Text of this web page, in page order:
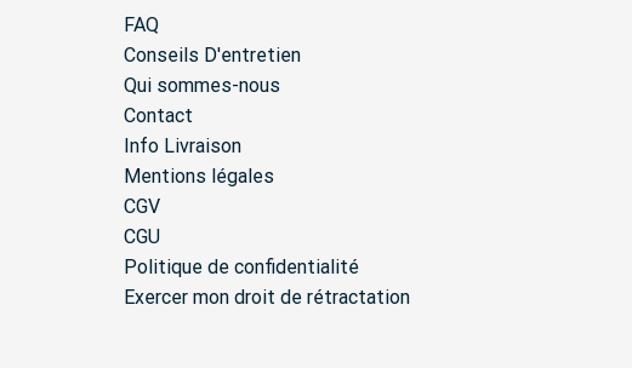
FAQ
Conseils D'entretien
Qui sommes-nous
Contact
Info Livraison
Mentions légales
CGV
CGU
Politique de confidentialité
Exercer mon droit de rétractation